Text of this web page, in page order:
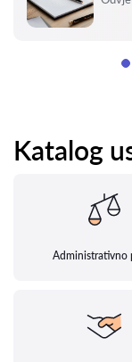
Katalog
Administrativno